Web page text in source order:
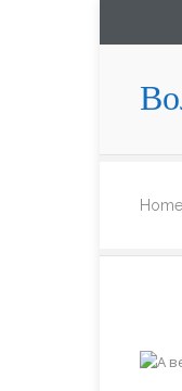
Home